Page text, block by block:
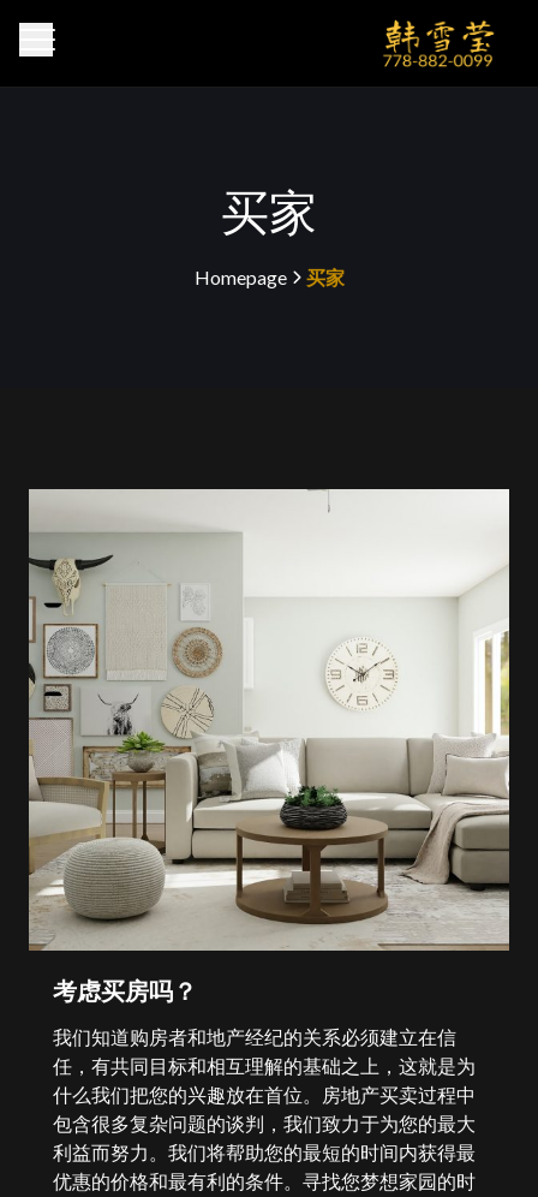
买家
Homepage
买家
考虑买房吗？
我们知道购房者和地产经纪的关系必须建立在信
任，有共同目标和相互理解的基础之上，这就是为
什么我们把您的兴趣放在首位。房地产买卖过程中
包含很多复杂问题的谈判，我们致力于为您的最大
利益而努力。我们将帮助您的最短的时间内获得最
优惠的价格和最有利的条件。寻找您梦想家园的时